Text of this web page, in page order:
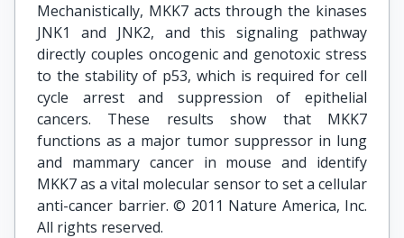
Mechanistically, MKK7 acts through the kinases
JNK1 and JNK2, and this signaling pathway
directly couples oncogenic and genotoxic stress
to the stability of p53, which is required for cell
cycle arrest and suppression of epithelial
cancers. These results show that MKK7
functions as a major tumor suppressor in lung
and mammary cancer in mouse and identify
MKK7 as a vital molecular sensor to set a cellular
anti-cancer barrier. © 2011 Nature America, Inc.
All rights reserved.